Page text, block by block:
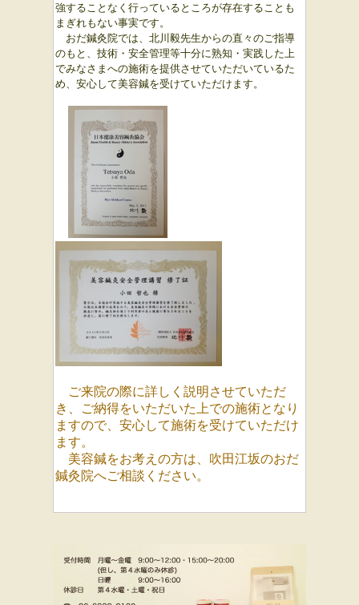
強することなく行っているところが存在することも
まぎれもない事実です。
おだ鍼灸院では、北川毅先生からの直々のご指導
のもと、技術・安全管理等十分に熟知・実践した上
でみなさまへの施術を提供させていただいているた
め、安心して美容鍼を受けていただけます。
ご来院の際に詳しく説明させていただ
き、ご納得をいただいた上での施術となり
ますので、安心して施術を受けていただけ
ます。
美容鍼をお考えの方は、吹田江坂のおだ
鍼灸院へご相談ください。